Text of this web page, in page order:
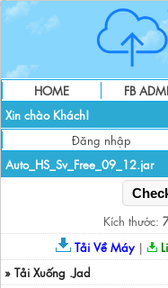
HOME FB
Xin chào Khách!
Đăng nhập
Auto_HS_Sv_Free_09_12.jar
Kích thước:
Tải Về Máy|
» Tải Xuống .Jad